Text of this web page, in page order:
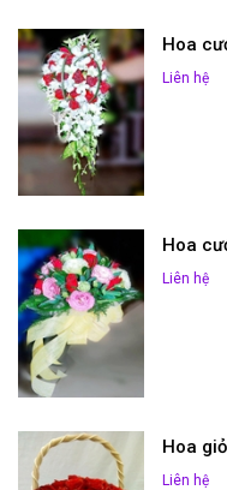
Hoa
Liên hệ
Hoa
Liên hệ
Hoa
Liên hệ